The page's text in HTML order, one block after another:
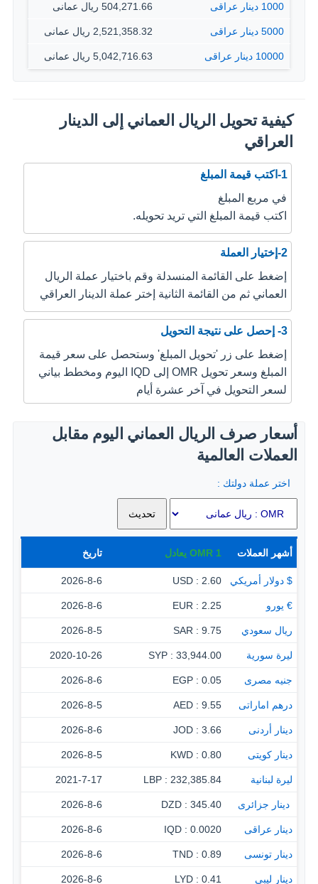
1000 دينار عراقى 504,271.66 ريال عمانى
5000 دينار عراقى 2,521,358.32 ريال عمانى
10000 دينار عراقى 5,042,716.63 ريال عمانى
كيفية تحويل الريال العماني إلى الدينار
العراقي
1-اكتب قيمة المبلغ
في مربع المبلغ
اكتب قيمة المبلغ التي تريد تحويله.
2-إختيار العملة
إضغط على القائمة المنسدلة وقم باختيار عملة الريال
العماني ثم من القائمة الثانية إختر عملة الدينار العراقي
3- إحصل على نتيجة التحويل
إضغط على زر 'تحويل المبلغ' وستحصل على سعر قيمة
المبلغ وسعر تحويل OMR إلى IQD اليوم ومخطط بياني
لسعر التحويل في آخر عشرة أيام
أسعار صرف الريال العماني اليوم مقابل
العملات العالمية
اختر عملة دولتك :
أشهر العملات 1
OMR يعادل تاريخ
$ دولار أمريكي 2.60 : USD
2026-8-6
€ يورو 2.25 : EUR
2026-8-6
ريال سعودي 9.75 : SAR
2026-8-5
ليرة سورية 33,944.00 : SYP
2020-10-26
جنيه مصرى 0.05 : EGP
2026-8-6
درهم اماراتى 9.55 : AED
2026-8-5
دينار أردنى 3.66 : JOD
2026-8-6
دينار كويتى 0.80 : KWD
2026-8-5
ليرة لبنانية 232,385.84 : LBP
2021-7-17
‏ دينار جزائرى 345.40 : DZD
2026-8-6
دينار عراقى 0.0020 : IQD
2026-8-6
دينار تونسى 0.89 : TND
2026-8-6
دينار ليبى 0.41 : LYD
2026-8-6